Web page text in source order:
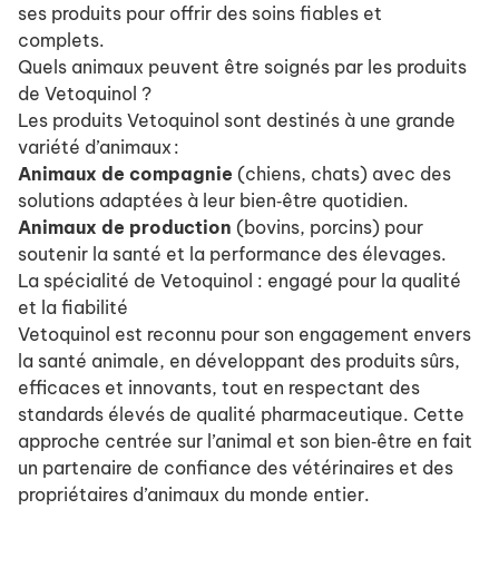
ses produits pour offrir des soins fiables et
complets.
Quels animaux peuvent être soignés par les produits
de Vetoquinol ?
Les produits Vetoquinol sont destinés à une grande
variété d’animaux :
Animaux de compagnie (chiens, chats) avec des
solutions adaptées à leur bien‑être quotidien.
Animaux de production (bovins, porcins) pour
soutenir la santé et la performance des élevages.
La spécialité de Vetoquinol : engagé pour la qualité
et la fiabilité
Vetoquinol est reconnu pour son engagement envers
la santé animale, en développant des produits sûrs,
efficaces et innovants, tout en respectant des
standards élevés de qualité pharmaceutique. Cette
approche centrée sur l’animal et son bien‑être en fait
un partenaire de confiance des vétérinaires et des
propriétaires d’animaux du monde entier.